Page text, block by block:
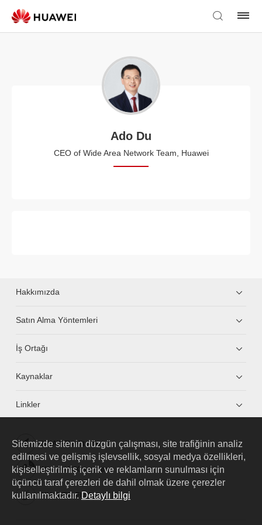
Ado Du
CEO of Wide Area Network Team, Huawei
Hakkımızda
Satın Alma Yöntemleri
İş Ortağı
Kaynaklar
Linkler
HUAWEI eKit App
Huawei HiKnow App
HUAWEI eFly App
Sitemizde sitenin düzgün çalışması, site trafiğinin analiz
edilmesi ve gelişmiş işlevsellik, sosyal medya özellikleri,
kişiselleştirilmiş içerik ve reklamların sunulması için
üçüncü taraf çerezleri de dahil olmak üzere çerezler
kullanılmaktadır. Detaylı bilgi